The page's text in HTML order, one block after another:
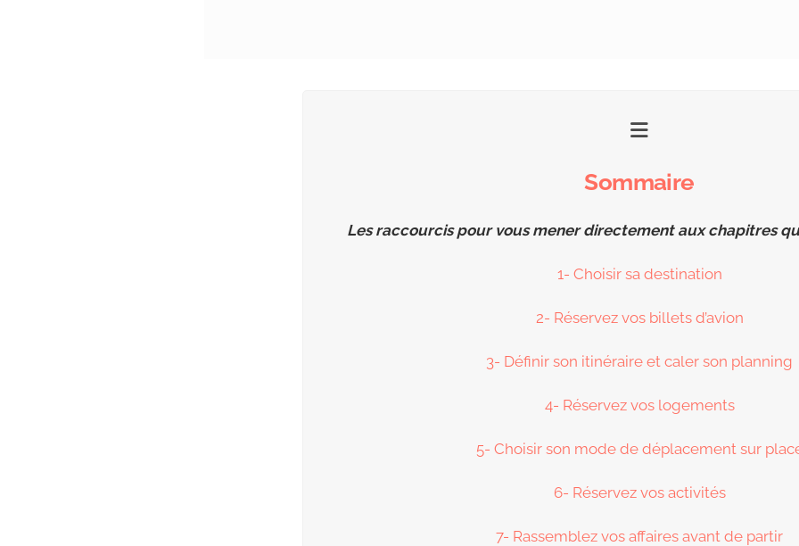
Sommaire
Les raccourcis pour vous mener directement aux chapitres
1- Choisir sa destination
2- Réservez vos billets d’avion
3- Définir son itinéraire et caler son planning
4- Réservez vos logements
5- Choisir son mode de déplacement sur
6- Réservez vos activités
7- Rassemblez vos affaires avant de partir